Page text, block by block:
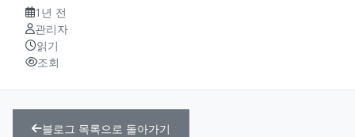
1년 전
관리자
읽기
조회
블로그 목록으로 돌아가기